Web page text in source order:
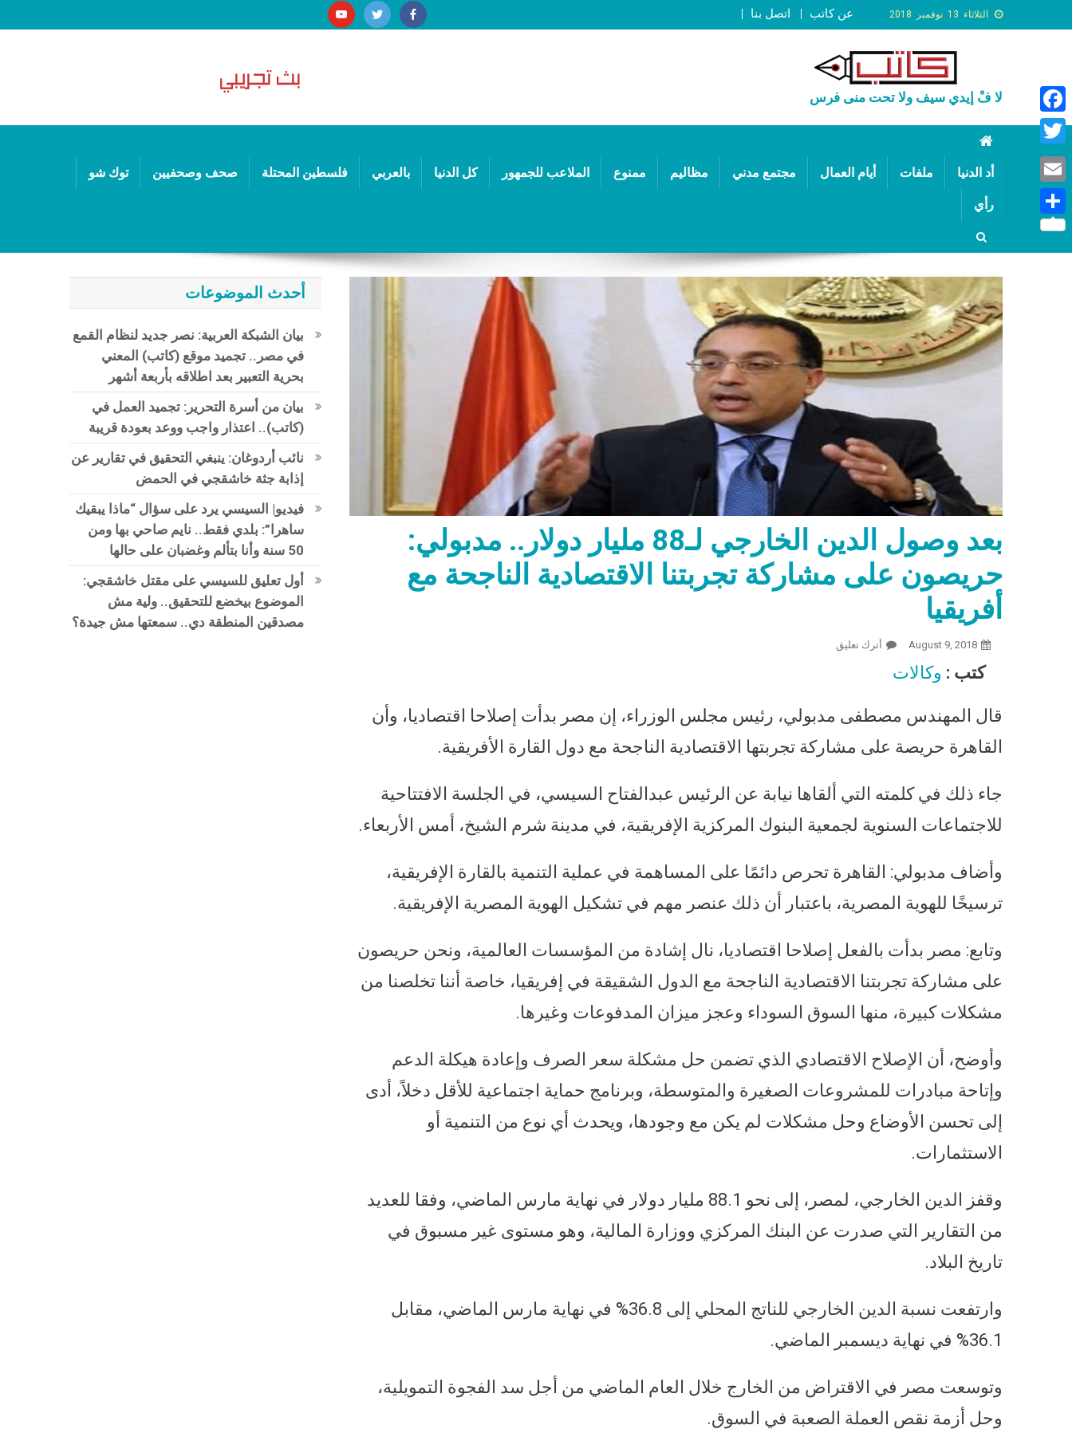
الثلاثاء 13 نوفمبر 2018 اتصل بنا عن كاتب
لا فْ إيدي سيف ولا تحت منى فرس
أد الدنيا ملفات أيام العمال مجتمع مدني مظاليم ممنوع الملاعب للجمهور كل الدنيا بالعربي فلسطين المحتلة صحف وصحفيين توك شو
رأي
بعد وصول الدين الخارجي لـ88 مليار دولار.. مدبولي:
حريصون على مشاركة تجربتنا الاقتصادية الناجحة مع
أفريقيا
August 9, 2018 أترك تعليق
كتب : وكالات
قال المهندس مصطفى مدبولي، رئيس مجلس الوزراء، إن مصر بدأت إصلاحا اقتصاديا، وأن
القاهرة حريصة على مشاركة تجربتها الاقتصادية الناجحة مع دول القارة الأفريقية.
جاء ذلك في كلمته التي ألقاها نيابة عن الرئيس عبدالفتاح السيسي، في الجلسة الافتتاحية
للاجتماعات السنوية لجمعية البنوك المركزية الإفريقية، في مدينة شرم الشيخ، أمس الأربعاء.
وأضاف مدبولي: القاهرة تحرص دائمًا على المساهمة في عملية التنمية بالقارة الإفريقية،
ترسيخًا للهوية المصرية، باعتبار أن ذلك عنصر مهم في تشكيل الهوية المصرية الإفريقية.
وتابع: مصر بدأت بالفعل إصلاحا اقتصاديا، نال إشادة من المؤسسات العالمية، ونحن حريصون
على مشاركة تجربتنا الاقتصادية الناجحة مع الدول الشقيقة في إفريقيا، خاصة أننا تخلصنا من
مشكلات كبيرة، منها السوق السوداء وعجز ميزان المدفوعات وغيرها.
وأوضح، أن الإصلاح الاقتصادي الذي تضمن حل مشكلة سعر الصرف وإعادة هيكلة الدعم
وإتاحة مبادرات للمشروعات الصغيرة والمتوسطة، وبرنامج حماية اجتماعية للأقل دخلاً، أدى
إلى تحسن الأوضاع وحل مشكلات لم يكن مع وجودها، ويحدث أي نوع من التنمية أو
الاستثمارات.
وقفز الدين الخارجي، لمصر، إلى نحو 88.1 مليار دولار في نهاية مارس الماضي، وفقا للعديد
من التقارير التي صدرت عن البنك المركزي ووزارة المالية، وهو مستوى غير مسبوق في
تاريخ البلاد.
وارتفعت نسبة الدين الخارجي للناتج المحلي إلى 36.8% في نهاية مارس الماضي، مقابل
36.1% في نهاية ديسمبر الماضي.
وتوسعت مصر في الاقتراض من الخارج خلال العام الماضي من أجل سد الفجوة التمويلية،
وحل أزمة نقص العملة الصعبة في السوق.
أحدث الموضوعات
بيان الشبكة العربية: نصر جديد لنظام القمع
في مصر.. تجميد موقع (كاتب) المعني
بحرية التعبير بعد اطلاقه بأربعة أشهر
بيان من أسرة التحرير: تجميد العمل في
(كاتب).. اعتذار واجب ووعد بعودة قريبة
نائب أردوغان: ينبغي التحقيق في تقارير عن
إذابة جثة خاشقجي في الحمض
فيديو| السيسي يرد على سؤال “ماذا يبقيك
ساهرا”: بلدي فقط.. نايم صاحي بها ومن
50 سنة وأنا بتألم وغضبان على حالها
أول تعليق للسيسي على مقتل خاشقجي:
الموضوع بيخضع للتحقيق.. ولية مش
مصدقين المنطقة دي.. سمعتها مش جيدة؟
Email
Share